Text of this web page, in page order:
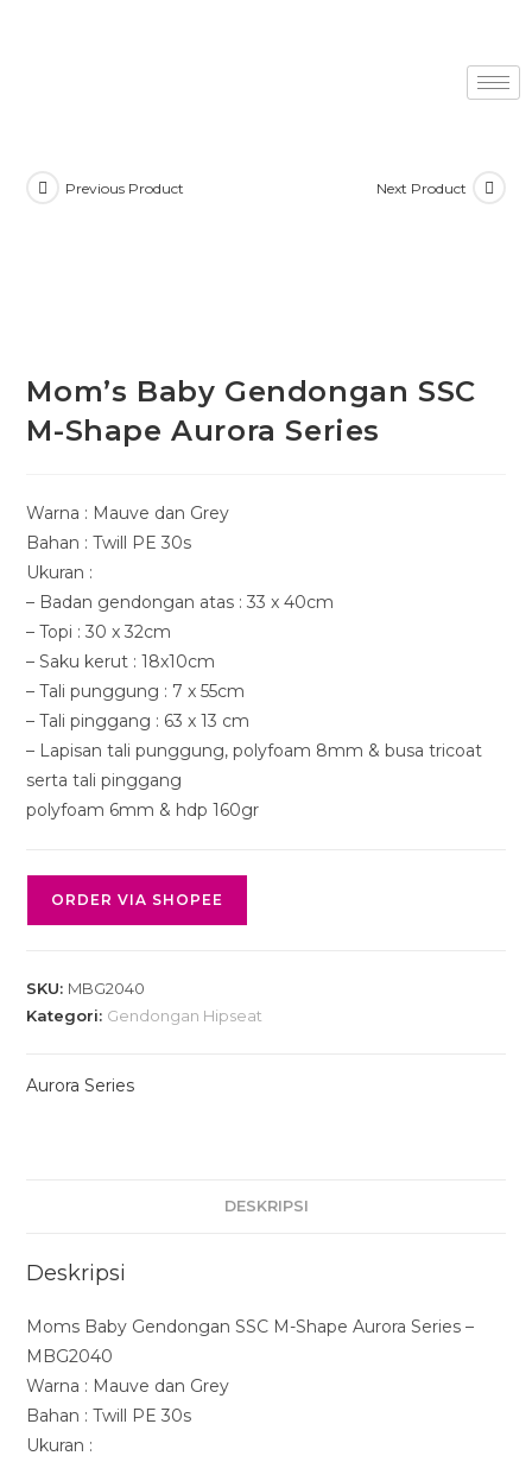
Previous Product Next Product
Mom’s Baby Gendongan SSC
M-Shape Aurora Series
Warna : Mauve dan Grey
Bahan : Twill PE 30s
Ukuran :
– Badan gendongan atas : 33 x 40cm
– Topi : 30 x 32cm
– Saku kerut : 18x10cm
– Tali punggung : 7 x 55cm
– Tali pinggang : 63 x 13 cm
– Lapisan tali punggung, polyfoam 8mm & busa tricoat
serta tali pinggang
polyfoam 6mm & hdp 160gr
ORDER VIA SHOPEE
SKU: MBG2040
Kategori: Gendongan Hipseat
Aurora Series
DESKRIPSI
Deskripsi
Moms Baby Gendongan SSC M-Shape Aurora Series –
MBG2040
Warna : Mauve dan Grey
Bahan : Twill PE 30s
Ukuran :